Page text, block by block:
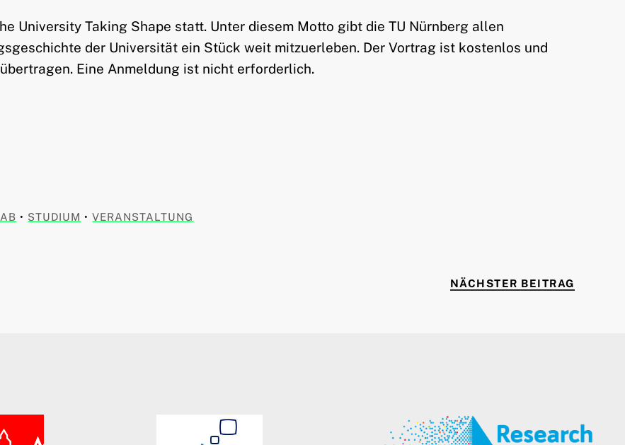
University Taking Shape statt. Unter diesem Motto gibt die TU Nürnberg allen
der Universität ein Stück weit mitzuerleben. Der Vortrag ist kostenlos und
Eine Anmeldung ist nicht erforderlich.
• STUDIUM •VERANSTALTUNG
NÄCHSTER BEITRAG